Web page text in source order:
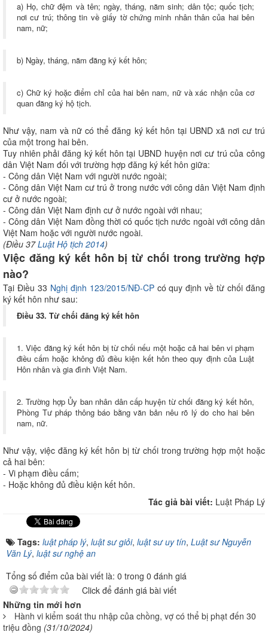
a) Họ, chữ đệm và tên; ngày, tháng, năm sinh; dân tộc; quốc tịch;
nơi cư trú; thông tin về giấy tờ chứng minh nhân thân của hai bên
nam, nữ;
b) Ngày, tháng, năm đăng ký kết hôn;
c) Chữ ký hoặc điểm chỉ của hai bên nam, nữ và xác nhận của cơ
quan đăng ký hộ tịch.
Như vậy, nam và nữ có thể đăng ký kết hôn tại UBND xã nơi cư trú
của một trong hai bên.
Tuy nhiên phải đăng ký kết hôn tại UBND huyện nơi cư trú của công
dân Việt Nam đối với trường hợp đăng ký kết hôn giữa:
- Công dân Việt Nam với người nước ngoài;
- Công dân Việt Nam cư trú ở trong nước với công dân Việt Nam định
cư ở nước ngoài;
- Công dân Việt Nam định cư ở nước ngoài với nhau;
- Công dân Việt Nam đồng thời có quốc tịch nước ngoài với công dân
Việt Nam hoặc với người nước ngoài.
(Điều 37Luật Hộ tịch 2014)
Việc đăng ký kết hôn bị từ chối trong trường hợp
nào?
Tại Điều 33 Nghị định 123/2015/NĐ-CPcó quy định về từ chối đăng
ký kết hôn như sau:
Điều 33. Từ chối đăng ký kết hôn
1. Việc đăng ký kết hôn bị từ chối nếu một hoặc cả hai bên vi phạm
điều cấm hoặc không đủ điều kiện kết hôn theo quy định của Luật
Hôn nhân và gia đình Việt Nam.
2. Trường hợp Ủy ban nhân dân cấp huyện từ chối đăng ký kết hôn,
Phòng Tư pháp thông báo bằng văn bản nêu rõ lý do cho hai bên
nam, nữ.
Như vậy, việc đăng ký kết hôn bị từ chối trong trường hợp một hoặc
cả hai bên:
- Vi phạm điều cấm;
- Hoặc không đủ điều kiện kết hôn.
Tác giả bài viết: Luật Pháp Lý
Tags: luật pháp lý, luật sư giỏi, luật sư uy tín, Luật sư Nguyễn
Văn Lý, luật sư nghệ an
Tổng số điểm của bài viết là: 0 trong 0 đánh giá
Click để đánh giá bài viết
Những tin mới hơn
Hành vi kiểm soát thu nhập của chồng, vợ có thể bị phạt đến 30
triệu đồng (31/10/2024)